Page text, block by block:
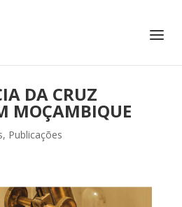
DA CRUZ
MOÇAMBIQUE
, Publicações